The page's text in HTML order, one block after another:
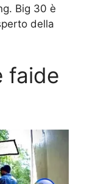
Big 30 è
della
faide